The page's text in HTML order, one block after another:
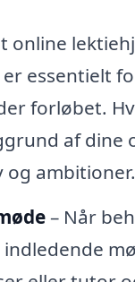
online
essentielt
forløbet.
af
og ambitioner.
– Når